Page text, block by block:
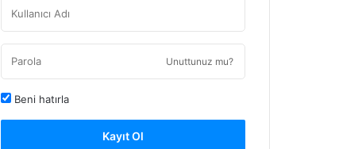
Unuttunuz mu?
Beni hatırla
Kayıt Ol